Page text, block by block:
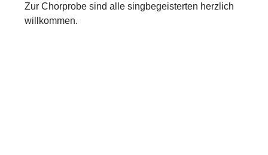
Zur Chorprobe sind alle singbegeisterten herzlich
willkommen.